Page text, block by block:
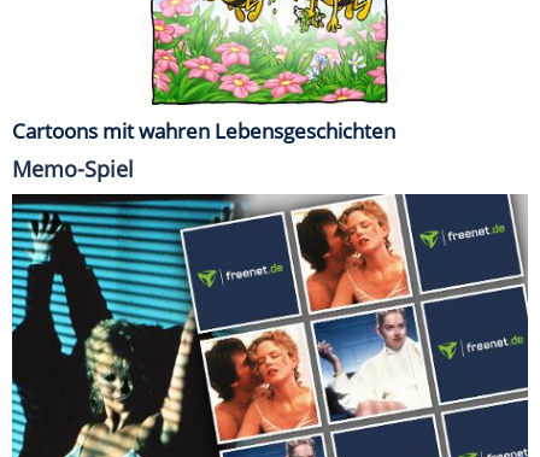
Cartoons mit wahren Lebensgeschichten
Memo-Spiel